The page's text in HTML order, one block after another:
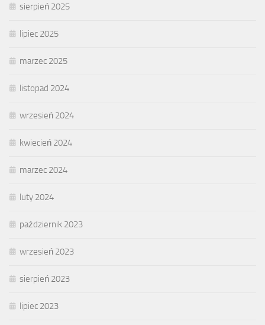
sierpień 2025
lipiec 2025
marzec 2025
listopad 2024
wrzesień 2024
kwiecień 2024
marzec 2024
luty 2024
październik 2023
wrzesień 2023
sierpień 2023
lipiec 2023